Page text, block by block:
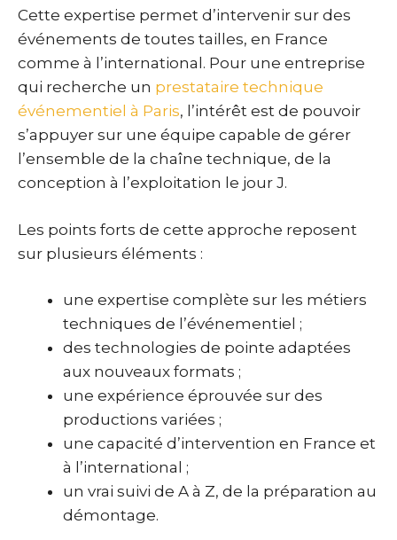
Cette expertise permet d’intervenir sur des
événements de toutes tailles, en France
comme à l’international. Pour une entreprise
qui recherche un prestataire technique
événementiel à Paris, l’intérêt est de pouvoir
s’appuyer sur une équipe capable de gérer
l’ensemble de la chaîne technique, de la
conception à l’exploitation le jour J.
Les points forts de cette approche reposent
sur plusieurs éléments :
une expertise complète sur les métiers
techniques de l’événementiel ;
des technologies de pointe adaptées
aux nouveaux formats ;
une expérience éprouvée sur des
productions variées ;
une capacité d’intervention en France et
à l’international ;
un vrai suivi de A à Z, de la préparation au
démontage.